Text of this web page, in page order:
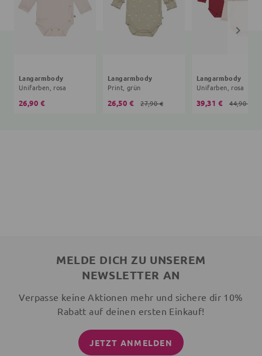
Langarmbody
Unifarben, rosa
26,90 €
Langarmbody
Print, grün
26,50 € 27,90 €
Langarmbody
Unifarben, rosa
39,31 € 44,90 €
MELDE DICH ZU UNSEREM
NEWSLETTER AN
Verpasse keine Aktionen mehr und sichere dir 10%
Rabatt auf deinen ersten Einkauf!
JETZT ANMELDEN